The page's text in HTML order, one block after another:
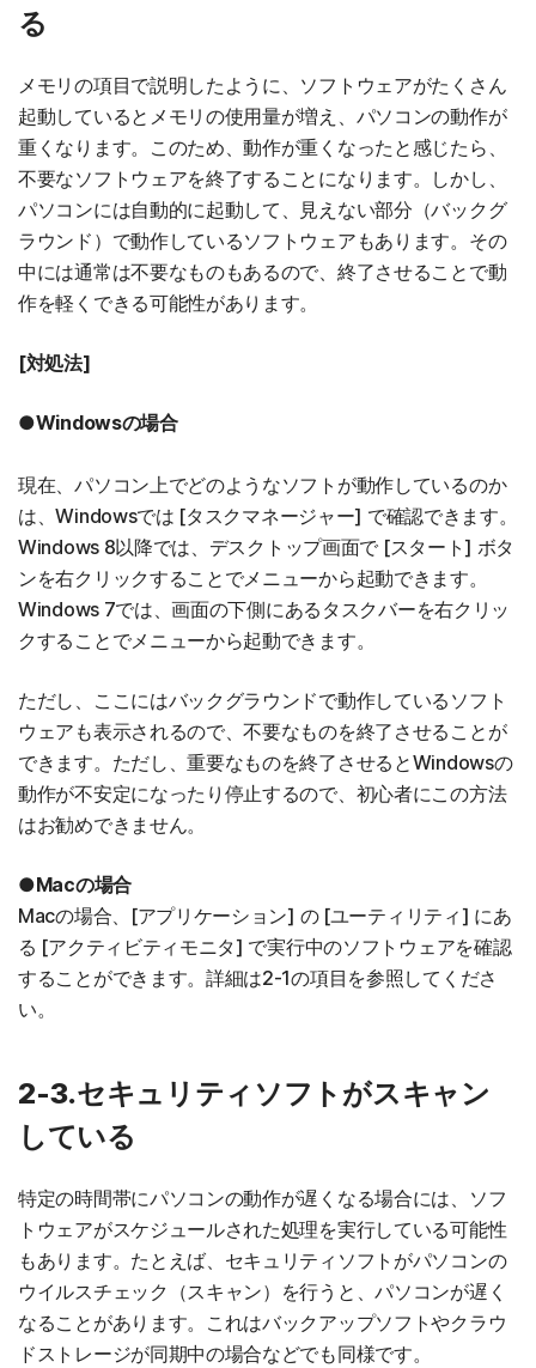
る
メモリの項目で説明したように、ソフトウェアがたくさん
起動しているとメモリの使用量が増え、パソコンの動作が
重くなります。このため、動作が重くなったと感じたら、
不要なソフトウェアを終了することになります。しかし、
パソコンには自動的に起動して、見えない部分（バックグ
ラウンド）で動作しているソフトウェアもあります。その
中には通常は不要なものもあるので、終了させることで動
作を軽くできる可能性があります。
[対処法]
●Windowsの場合
現在、パソコン上でどのようなソフトが動作しているのか
は、Windowsでは [タスクマネージャー] で確認できます。
Windows 8以降では、デスクトップ画面で [スタート] ボタ
ンを右クリックすることでメニューから起動できます。
Windows 7では、画面の下側にあるタスクバーを右クリッ
クすることでメニューから起動できます。
ただし、ここにはバックグラウンドで動作しているソフト
ウェアも表示されるので、不要なものを終了させることが
できます。ただし、重要なものを終了させるとWindowsの
動作が不安定になったり停止するので、初心者にこの方法
はお勧めできません。
●Macの場合
Macの場合、[アプリケーション] の [ユーティリティ] にあ
る [アクティビティモニタ] で実行中のソフトウェアを確認
することができます。詳細は2-1の項目を参照してくださ
い。
2-3.セキュリティソフトがスキャン
している
特定の時間帯にパソコンの動作が遅くなる場合には、ソフ
トウェアがスケジュールされた処理を実行している可能性
もあります。たとえば、セキュリティソフトがパソコンの
ウイルスチェック（スキャン）を行うと、パソコンが遅く
なることがあります。これはバックアップソフトやクラウ
ドストレージが同期中の場合などでも同様です。